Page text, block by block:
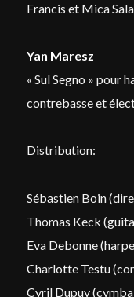
Francis et Mica
Yan Maresz
« Sul Segno » pour
contrebasse et
Distribution:
Sébastien Boin
Thomas Keck
Eva Debonne
Charlotte Testu
Cyril Dupuy